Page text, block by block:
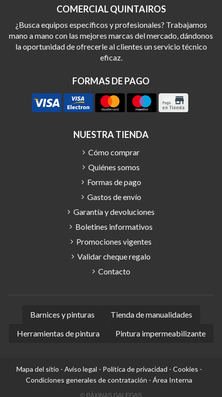
COMERCIAL QUINTAIROS
¿Busca equipos específicos y profesionales? Trabajamos
mano a mano con las mejores marcas del mercado, dándonos
la oportunidad de ofrecerle al clientes un servicio técnico
eficaz.
FORMAS DE PAGO
NUESTRA TIENDA
Cómo comprar
Quiénes somos
Formas de pago
Gastos de envío
Garantía y devoluciones
Boletines informativos
Promociones vigentes
Validar cheque regalo
Contacto
Barnices y pinturas
Tienda de manualidades
Herramientas de pintura
Pintura impermeabilizante
Mapa del sitio - Aviso legal - Política de privacidad - Cookies -
Condiciones generales de contratación - Área Interna
© PÁXINAS GALEGAS